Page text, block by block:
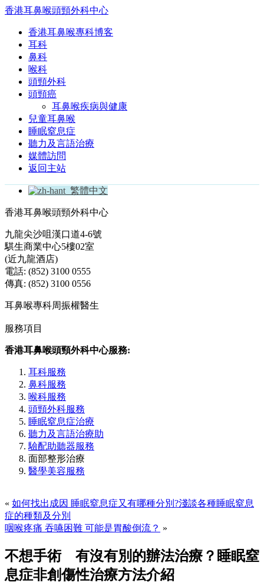
香港耳鼻喉頭頸外科中心
香港耳鼻喉專科博客
耳科
鼻科
喉科
頭頸外科
頭頸癌
耳鼻喉疾病與健康
兒童耳鼻喉
睡眠窒息症
聽力及言語治療
媒體訪問
返回主站
繁體中文
香港耳鼻喉頭頸外科中心
九龍尖沙咀漢口道4-6號
騏生商業中心5樓02室
(近九龍酒店)
電話: (852) 3100 0555
傳真: (852) 3100 0556
耳鼻喉專科周振權醫生
服務項目
香港耳鼻喉頭頸外科中心服務:
耳科服務
鼻科服務
喉科服務
頭頸外科服務
睡眠窒息症治療
聽力及言語治療助
驗配助聽器服務
面部整形治療
醫學美容服務
« 如何找出成因 睡眠窒息症又有哪種分別?淺談各種睡眠窒息
症的種類及分別
咽喉疼痛 吞嚥困難 可能是胃酸倒流？ »
不想手術 有沒有別的辦法治療？睡眠窒
息症非創傷性治療方法介紹